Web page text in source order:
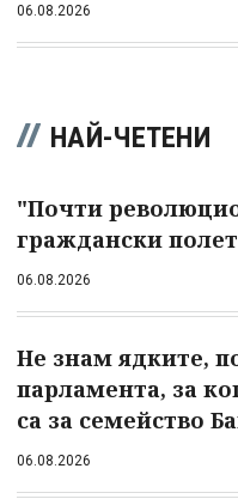
06.08.2026
НАЙ-ЧЕТЕНИ
"Почти
граждански полет
06.08.2026
Не знам ядките,
парламента, за
са за семейство
06.08.2026